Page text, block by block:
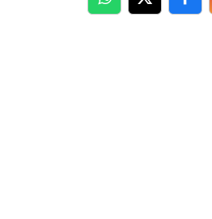
WhatsApp
Twitter